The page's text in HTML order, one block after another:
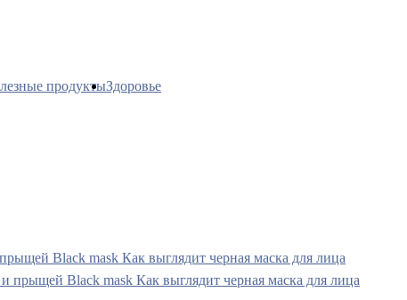
продуктыЗдоровье
Black mask Как выглядит черная маска для лица